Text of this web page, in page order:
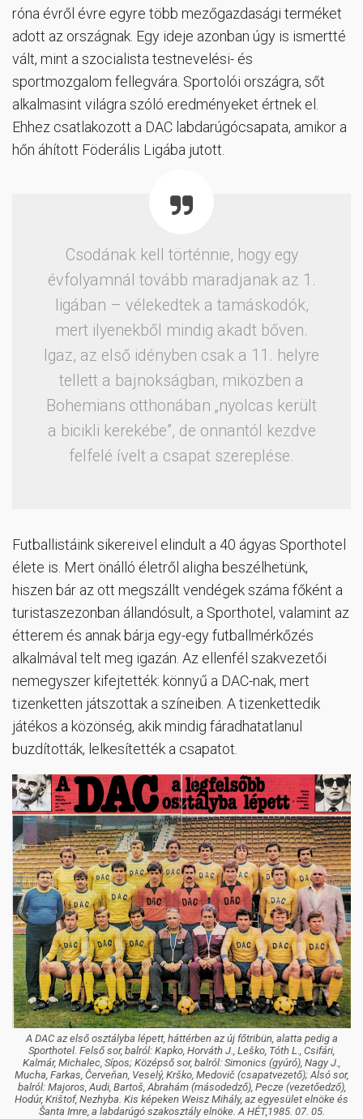
róna évről évre egyre több mezőgazdasági terméket
adott az országnak. Egy ideje azonban úgy is ismertté
vált, mint a szocialista testnevelési- és
sportmozgalom fellegvára. Sportolói országra, sőt
alkalmasint világra szóló eredményeket értnek el.
Ehhez csatlakozott a DAC labdarúgócsapata, amikor a
hőn áhított Föderális Ligába jutott.
Csodának kell történnie, hogy egy
évfolyamnál tovább maradjanak az 1.
ligában – vélekedtek a tamáskodók,
mert ilyenekből mindig akadt bőven.
Igaz, az első idényben csak a 11. helyre
tellett a bajnokságban, miközben a
Bohemians otthonában „nyolcas került
a bicikli kerekébe”, de onnantól kezdve
felfelé ívelt a csapat szereplése.
Futballistáink sikereivel elindult a 40 ágyas Sporthotel
élete is. Mert önálló életről aligha beszélhetünk,
hiszen bár az ott megszállt vendégek száma főként a
turistaszezonban állandósult, a Sporthotel, valamint az
étterem és annak bárja egy-egy futballmérkőzés
alkalmával telt meg igazán. Az ellenfél szakvezetői
nemegyszer kifejtették: könnyű a DAC-nak, mert
tizenketten játszottak a színeiben. A tizenkettedik
játékos a közönség, akik mindig fáradhatatlanul
buzdították, lelkesítették a csapatot.
A DAC az első osztályba lépett, háttérben az új főtribün, alatta pedig a
Sporthotel. Felső sor, balról: Kapko, Horváth J., Leško, Tóth L., Csifári,
Kalmár, Michalec, Sípos; Középső sor, balról: Simonics (gyúró), Nagy J.,
Mucha, Farkas, Červeňan, Veselý, Krško, Medovič (csapatvezető); Alsó sor,
balról: Majoros, Audi, Bartoš, Abrahám (másodedző), Pecze (vezetőedző),
Hodúr, Krištof, Nezhyba. Kis képeken Weisz Mihály, az egyesület elnöke és
Šanta Imre, a labdarúgó szakosztály elnöke. A HÉT,1985. 07. 05.